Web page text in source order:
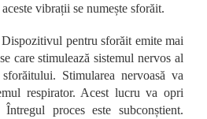
vibrații se numește sforăit.
pentru sforăit emite mai
care stimulează sistemul nervos al
Stimularea nervoasă va
respirator. Acest lucru va opri
proces este subconștient.